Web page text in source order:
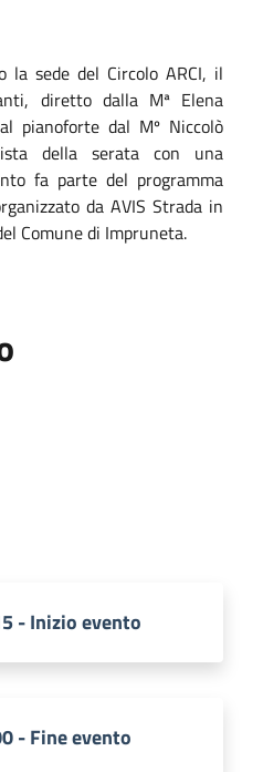
la sede del Circolo ARCI, il
diretto dalla Mª Elena
pianoforte dal Mº Niccolò
della serata con una
fa parte del programma
da AVIS Strada in
Comune di Impruneta.
- Inizio evento
- Fine evento